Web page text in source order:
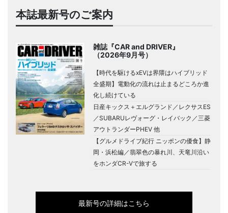
本誌最新号のご案内
雑誌『CAR and DRIVER』
（2026年9月号）
【時代を駆けるxEVは界隈はハイブリッド
全盛期】電動化の流れは止まるどころか進
化し続けている
日産キックス＋エルグランド／レクサスES
／SUBARUレヴォーグ・レイバック／三菱
アウトランダーPHEV 他
【グルメドライブ紀行 ニッポンの優食】静
岡・浜松編／翡翠色の暴れ川、天竜川沿い
をホンダCR-Vで旅する
最新号の詳細はこちら